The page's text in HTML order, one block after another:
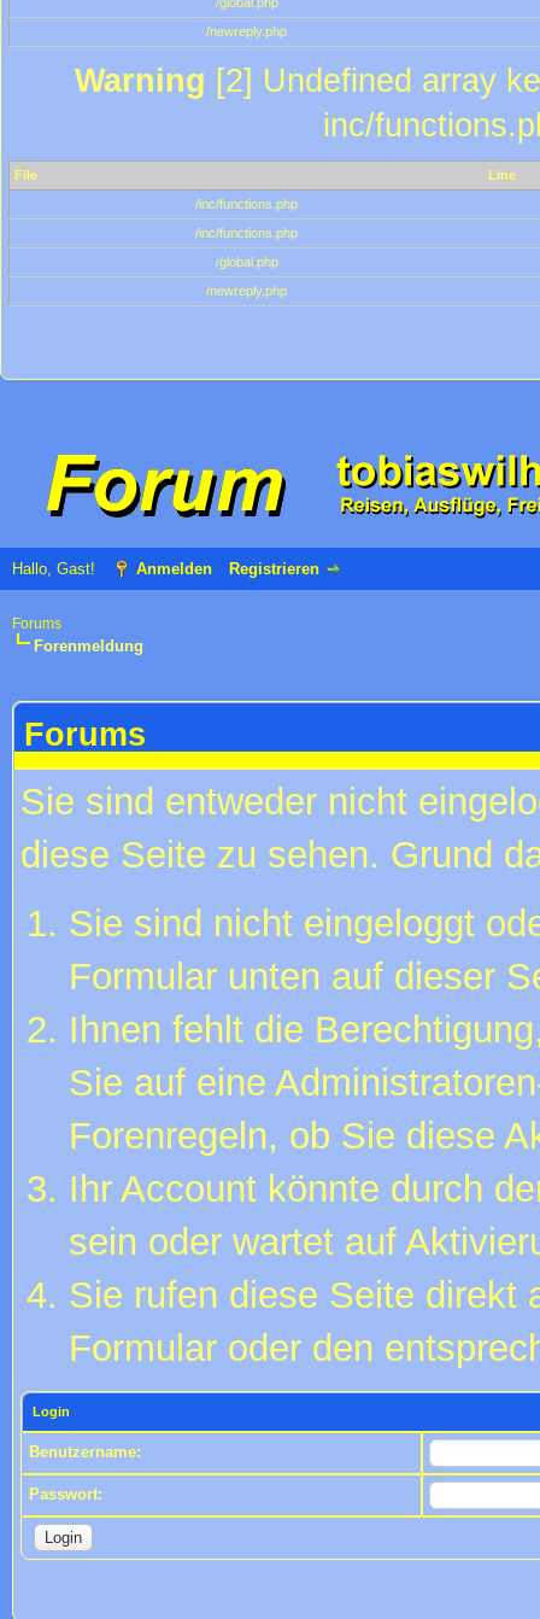
/newreply.php
Warning [2] Undefined array
inc/
File
Line
/inc/functions.php
/inc/functions.php
/global.php
/newreply.php
Hallo, Gast! Anmelden Registrieren
Forums
Forenmeldung
Forums
Sie sind entweder nicht
diese Seite zu sehen. Grund
Sie sind nicht eingeloggt
Formular unten auf dieser
Ihnen fehlt die
Sie auf eine
Forenregeln, ob Sie diese
Ihr Account könnte durch
sein oder wartet auf
Sie rufen diese Seite direkt
Formular oder den
Login
Benutzername:
Passwort: